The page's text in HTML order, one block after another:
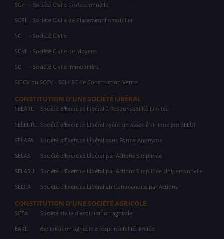
SCP - Société Civile Professionnelle
SCPI - Société Civile de Placement Immobilier
SC - Société Civile
SCM - Société Civile de Moyens
SCI - Société Civile Immobilière
SCICV ou SCCV - SCI / SC de Construction Vente
CONSTITUTION D'UNE SOCIÉTÉ LIBÉRAL
SELARL Société d'Exercice Libéral à Responsabilité Limitée
SELEURL Société d'Exercice Libéral ayant un associé Unique (ou SELU)
SELAFA Société d'Exercice Libéral sous Forme Anonyme
SELAS Société d'Exercice Libéral par Actions Simplifiée
SELASU Société d'Exercice Libéral par Actions Simplifiée Unipersonnelle
SELCA Société d'Exercice Libéral en Commandite par Actions
CONSTITUTION D'UNE SOCIÉTÉ AGRICOLE
SCEA Société civile d'exploitation agricole
EARL Exploitation agricole à responsabilité limitée